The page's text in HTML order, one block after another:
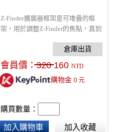
Z-Finder擴展器框架是可堆疊的框
架，用於調整Z-Finder的焦點，直到
會員價：320 160 NTD
購物金 0元
購買數量：
加入購物車 加入收藏